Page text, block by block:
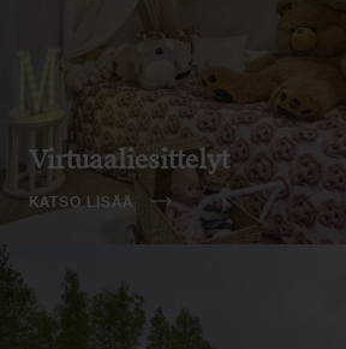
Virtuaaliesittelyt
KATSO LISÄÄ